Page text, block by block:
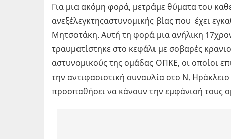
Για μια ακόμη φορά, μετράμε θύματα του
ανεξέλεγκτηςαστυνομικής βίας που έχει
Μητσοτάκη. Αυτή τη φορά μια ανήλικη
τραυματίστηκε στο κεφάλι με σοβαρές
αστυνομικούς της ομάδας ΟΠΚΕ, οι οποίοι
την αντιφασιστική συναυλία στο Ν.
προσπαθήσει να κάνουν την εμφάνισή τους